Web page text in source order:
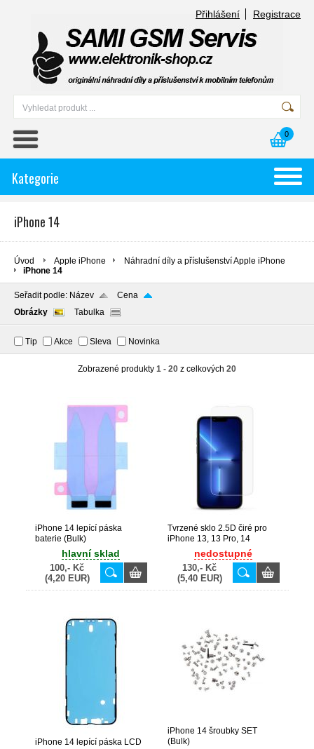
Přihlášení Registrace
0
Kategorie
iPhone 14
Úvod Apple iPhone
Náhradní díly a příslušenství Apple iPhone
iPhone 14
Seřadit podle: Název
Cena
Obrázky
Tabulka
Tip Akce Sleva Novinka
Zobrazené produkty 1 - 20 z celkových 20
iPhone 14 lepící páska
baterie (Bulk)
hlavní sklad
100,- Kč
(4,20 EUR)
Tvrzené sklo 2.5D čiré pro
iPhone 13, 13 Pro, 14
nedostupné
130,- Kč
(5,40 EUR)
iPhone 14 lepící páska LCD
iPhone 14 šroubky SET
(Bulk)